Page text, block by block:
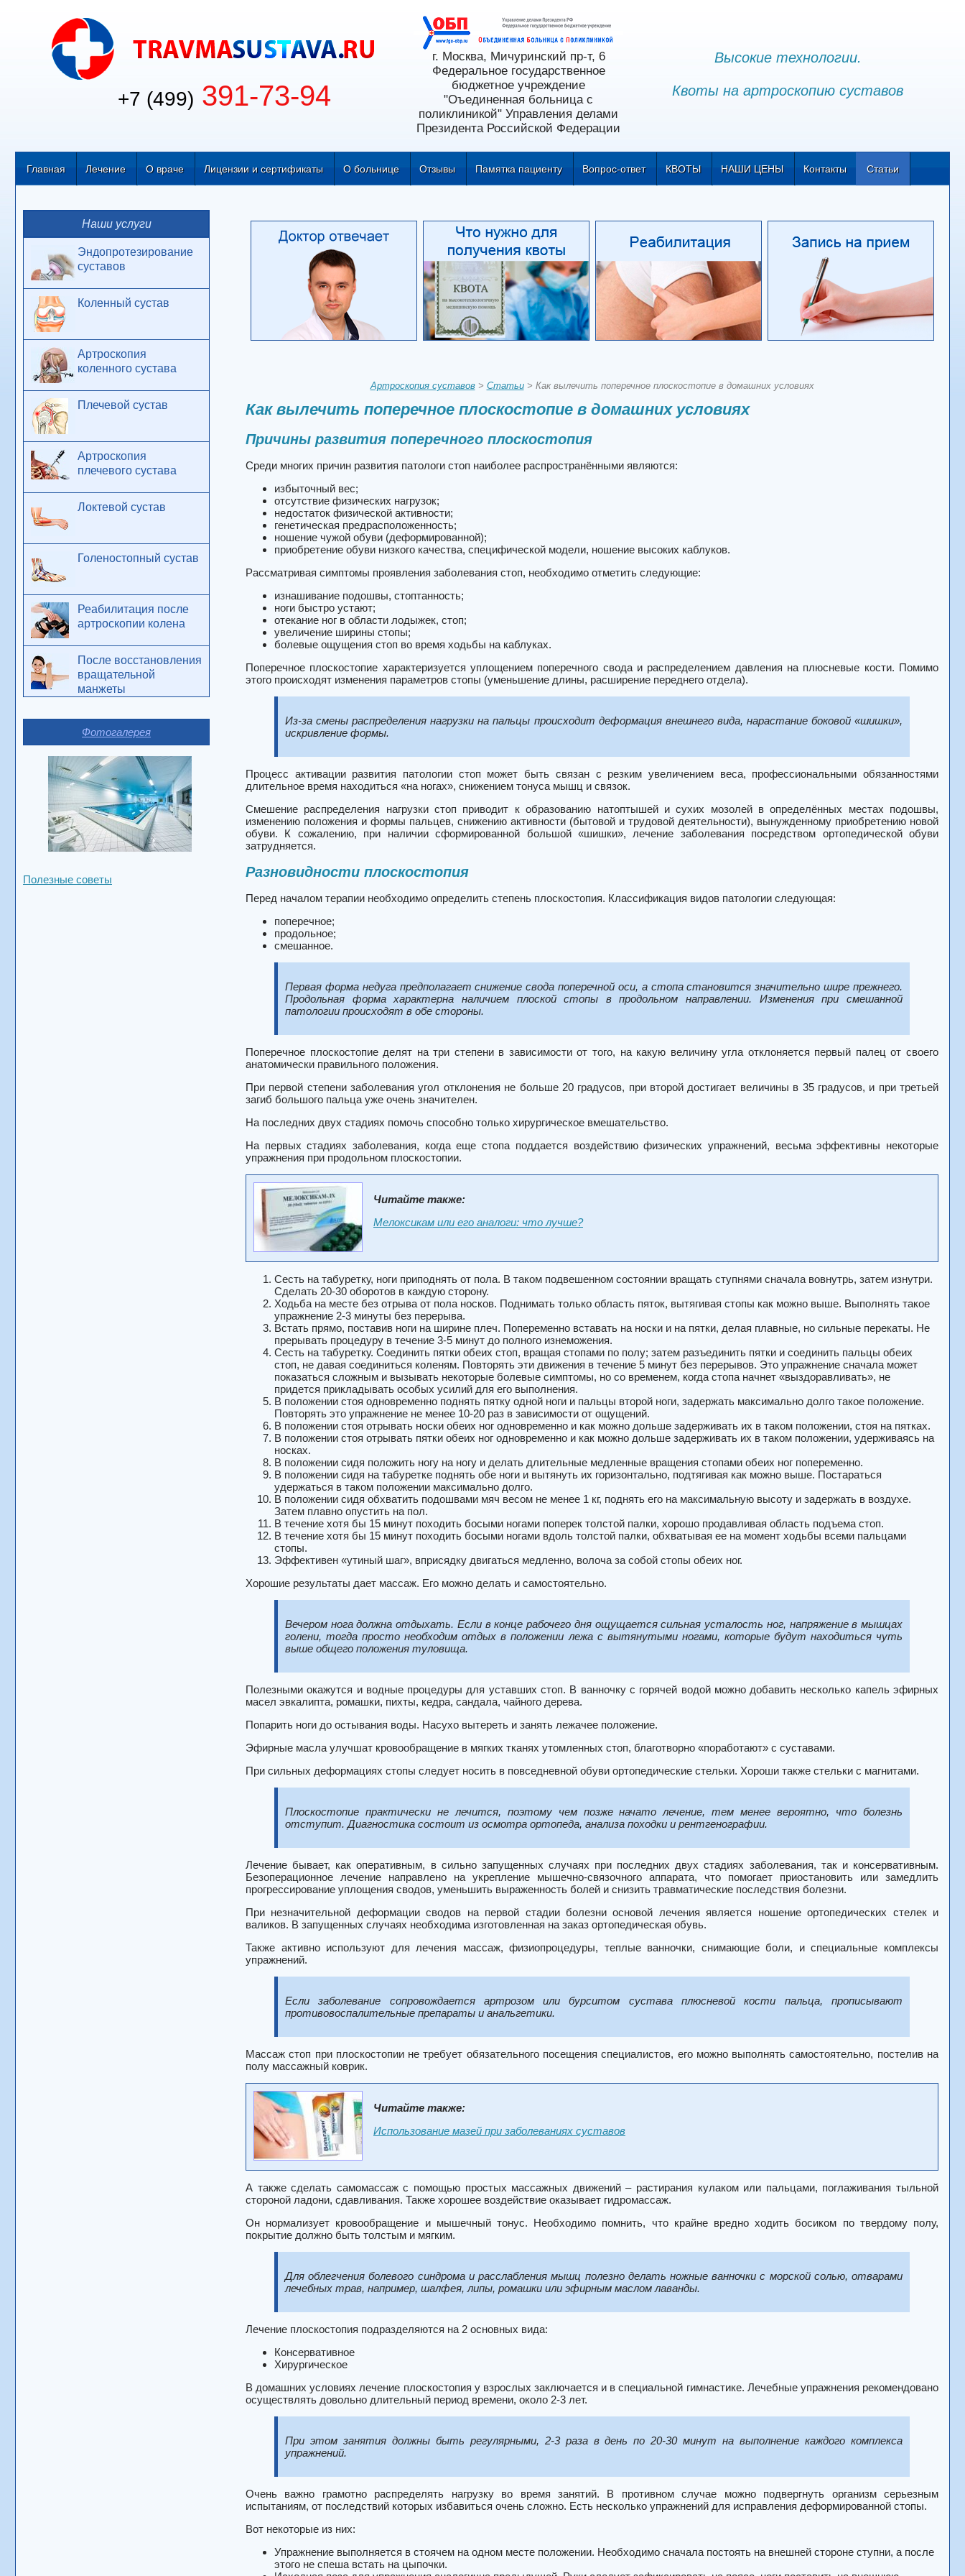
+7 (499) 391-73-94
Высокие технологии.
Квоты на артроскопию суставов
г. Москва, Мичуринский пр-т, 6
Федеральное государственное
бюджетное учреждение
"Оъединенная больница с
поликлиникой" Управления делами
Президента Российской Федерации
Главная Лечение О враче Лицензии и сертификаты О больнице Отзывы Памятка пациенту Вопрос-ответ КВОТЫ НАШИ ЦЕНЫ Контакты Статьи
Артроскопия суставов> Статьи> Как вылечить поперечное плоскостопие в домашних условиях
Как вылечить поперечное плоскостопие в домашних условиях
Причины развития поперечного плоскостопия
Среди многих причин развития патологи стоп наиболее распространёнными являются:
избыточный вес;
отсутствие физических нагрузок;
недостаток физической активности;
генетическая предрасположенность;
ношение чужой обуви (деформированной);
приобретение обуви низкого качества, специфической модели, ношение высоких каблуков.
Рассматривая симптомы проявления заболевания стоп, необходимо отметить следующие:
изнашивание подошвы, стоптанность;
ноги быстро устают;
отекание ног в области лодыжек, стоп;
увеличение ширины стопы;
болевые ощущения стоп во время ходьбы на каблуках.
Поперечное плоскостопие характеризуется уплощением поперечного свода и распределением давления на плюсневые кости. Помимо
этого происходят изменения параметров стопы (уменьшение длины, расширение переднего отдела).
Из-за смены распределения нагрузки на пальцы происходит деформация внешнего вида, нарастание боковой «шишки»,
искривление формы.
Процесс активации развития патологии стоп может быть связан с резким увеличением веса, профессиональными обязанностями
длительное время находиться «на ногах», снижением тонуса мышц и связок.
Смешение распределения нагрузки стоп приводит к образованию натоптышей и сухих мозолей в определённых местах подошвы,
изменению положения и формы пальцев, снижению активности (бытовой и трудовой деятельности), вынужденному приобретению новой
обуви. К сожалению, при наличии сформированной большой «шишки», лечение заболевания посредством ортопедической обуви
затрудняется.
Разновидности плоскостопия
Перед началом терапии необходимо определить степень плоскостопия. Классификация видов патологии следующая:
поперечное;
продольное;
смешанное.
Первая форма недуга предполагает снижение свода поперечной оси, а стопа становится значительно шире прежнего.
Продольная форма характерна наличием плоской стопы в продольном направлении. Изменения при смешанной
патологии происходят в обе стороны.
Поперечное плоскостопие делят на три степени в зависимости от того, на какую величину угла отклоняется первый палец от своего
анатомически правильного положения.
При первой степени заболевания угол отклонения не больше 20 градусов, при второй достигает величины в 35 градусов, и при третьей
загиб большого пальца уже очень значителен.
На последних двух стадиях помочь способно только хирургическое вмешательство.
На первых стадиях заболевания, когда еще стопа поддается воздействию физических упражнений, весьма эффективны некоторые
упражнения при продольном плоскостопии.
Читайте также:
Мелоксикам или его аналоги: что лучше?
Сесть на табуретку, ноги приподнять от пола. В таком подвешенном состоянии вращать ступнями сначала вовнутрь, затем изнутри.
Сделать 20-30 оборотов в каждую сторону.
Ходьба на месте без отрыва от пола носков. Поднимать только область пяток, вытягивая стопы как можно выше. Выполнять такое
упражнение 2-3 минуты без перерыва.
Встать прямо, поставив ноги на ширине плеч. Попеременно вставать на носки и на пятки, делая плавные, но сильные перекаты. Не
прерывать процедуру в течение 3-5 минут до полного изнеможения.
Сесть на табуретку. Соединить пятки обеих стоп, вращая стопами по полу; затем разъединить пятки и соединить пальцы обеих
стоп, не давая соединиться коленям. Повторять эти движения в течение 5 минут без перерывов. Это упражнение сначала может
показаться сложным и вызывать некоторые болевые симптомы, но со временем, когда стопа начнет «выздоравливать», не
придется прикладывать особых усилий для его выполнения.
В положении стоя одновременно поднять пятку одной ноги и пальцы второй ноги, задержать максимально долго такое положение.
Повторять это упражнение не менее 10-20 раз в зависимости от ощущений.
В положении стоя отрывать носки обеих ног одновременно и как можно дольше задерживать их в таком положении, стоя на пятках.
В положении стоя отрывать пятки обеих ног одновременно и как можно дольше задерживать их в таком положении, удерживаясь на
носках.
В положении сидя положить ногу на ногу и делать длительные медленные вращения стопами обеих ног попеременно.
В положении сидя на табуретке поднять обе ноги и вытянуть их горизонтально, подтягивая как можно выше. Постараться
удержаться в таком положении максимально долго.
В положении сидя обхватить подошвами мяч весом не менее 1 кг, поднять его на максимальную высоту и задержать в воздухе.
Затем плавно опустить на пол.
В течение хотя бы 15 минут походить босыми ногами поперек толстой палки, хорошо продавливая область подъема стоп.
В течение хотя бы 15 минут походить босыми ногами вдоль толстой палки, обхватывая ее на момент ходьбы всеми пальцами
стопы.
Эффективен «утиный шаг», вприсядку двигаться медленно, волоча за собой стопы обеих ног.
Хорошие результаты дает массаж. Его можно делать и самостоятельно.
Вечером нога должна отдыхать. Если в конце рабочего дня ощущается сильная усталость ног, напряжение в мышцах
голени, тогда просто необходим отдых в положении лежа с вытянутыми ногами, которые будут находиться чуть
выше общего положения туловища.
Полезными окажутся и водные процедуры для уставших стоп. В ванночку с горячей водой можно добавить несколько капель эфирных
масел эвкалипта, ромашки, пихты, кедра, сандала, чайного дерева.
Попарить ноги до остывания воды. Насухо вытереть и занять лежачее положение.
Эфирные масла улучшат кровообращение в мягких тканях утомленных стоп, благотворно «поработают» с суставами.
При сильных деформациях стопы следует носить в повседневной обуви ортопедические стельки. Хороши также стельки с магнитами.
Плоскостопие практически не лечится, поэтому чем позже начато лечение, тем менее вероятно, что болезнь
отступит. Диагностика состоит из осмотра ортопеда, анализа походки и рентгенографии.
Лечение бывает, как оперативным, в сильно запущенных случаях при последних двух стадиях заболевания, так и консервативным.
Безоперационное лечение направлено на укрепление мышечно-связочного аппарата, что помогает приостановить или замедлить
прогрессирование уплощения сводов, уменьшить выраженность болей и снизить травматические последствия болезни.
При незначительной деформации сводов на первой стадии болезни основой лечения является ношение ортопедических стелек и
валиков. В запущенных случаях необходима изготовленная на заказ ортопедическая обувь.
Также активно используют для лечения массаж, физиопроцедуры, теплые ванночки, снимающие боли, и специальные комплексы
упражнений.
Если заболевание сопровождается артрозом или бурситом сустава плюсневой кости пальца, прописывают
противовоспалительные препараты и анальгетики.
Массаж стоп при плоскостопии не требует обязательного посещения специалистов, его можно выполнять самостоятельно, постелив на
полу массажный коврик.
Читайте также:
Использование мазей при заболеваниях суставов
А также сделать самомассаж с помощью простых массажных движений – растирания кулаком или пальцами, поглаживания тыльной
стороной ладони, сдавливания. Также хорошее воздействие оказывает гидромассаж.
Он нормализует кровообращение и мышечный тонус. Необходимо помнить, что крайне вредно ходить босиком по твердому полу,
покрытие должно быть толстым и мягким.
Для облегчения болевого синдрома и расслабления мышц полезно делать ножные ванночки с морской солью, отварами
лечебных трав, например, шалфея, липы, ромашки или эфирным маслом лаванды.
Лечение плоскостопия подразделяются на 2 основных вида:
Консервативное
Хирургическое
В домашних условиях лечение плоскостопия у взрослых заключается и в специальной гимнастике. Лечебные упражнения рекомендовано
осуществлять довольно длительный период времени, около 2-3 лет.
При этом занятия должны быть регулярными, 2-3 раза в день по 20-30 минут на выполнение каждого комплекса
упражнений.
Очень важно грамотно распределять нагрузку во время занятий. В противном случае можно подвергнуть организм серьезным
испытаниям, от последствий которых избавиться очень сложно. Есть несколько упражнений для исправления деформированной стопы.
Вот некоторые из них:
Упражнение выполняется в стоячем на одном месте положении. Необходимо сначала постоять на внешней стороне ступни, а после
этого не спеша встать на цыпочки.
Наши услуги
Эндопротезирование
суставов
Коленный сустав
Артроскопия
коленного сустава
Плечевой сустав
Артроскопия
плечевого сустава
Локтевой сустав
Голеностопный сустав
Реабилитация после
артроскопии колена
После восстановления
вращательной
манжеты
Фотогалерея
Полезные советы